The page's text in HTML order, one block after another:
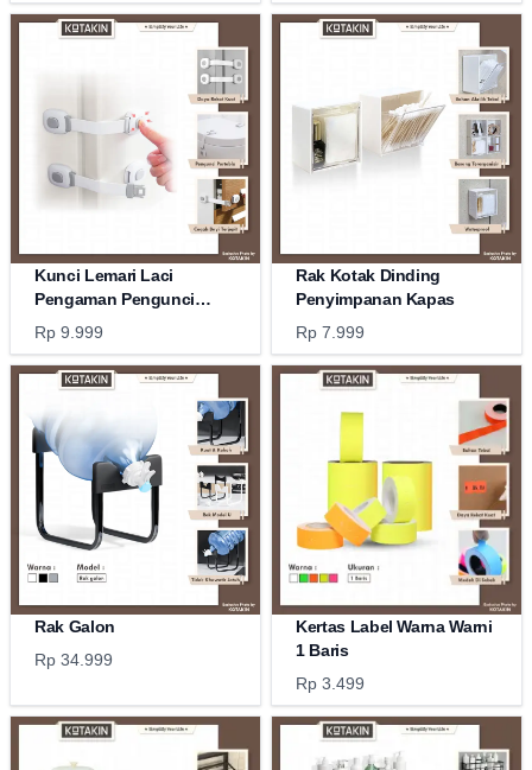
Kunci Lemari Laci
Pengaman Pengunci
Kulkas
Rp 9.999
Rak Kotak Dinding
Penyimpanan Kapas
Rp 7.999
Rak Galon
Rp 34.999
Kertas Label Warna Warni
1 Baris
Rp 3.499